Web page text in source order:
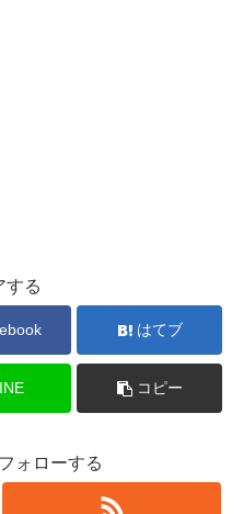
する
はてブ
コピー
ォローする